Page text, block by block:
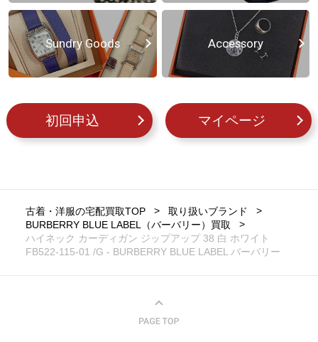
Sundry Goods Accessory
初回申込 マイページ
古着・洋服の宅配買取TOP
取り扱いブランド
BURBERRY BLUE LABEL（バーバリー）買取
ハイネック カーディガン ジップアップ 38 白 ホワイト
FB522-115-01 /G - BURBERRY BLUE LABEL バーバリー